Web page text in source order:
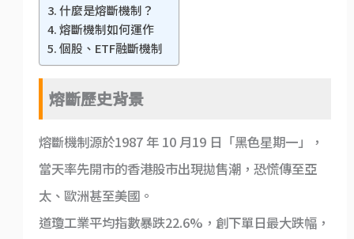
什麼是熔斷機制？
熔斷機制如何運作
個股、ETF融斷機制
熔斷歷史背景
熔斷機制源於1987 年 10 月19 日「黑色星期一」，
當天率先開市的香港股市出現拋售潮，恐慌傳至亞
太、歐洲甚至美國。
道瓊工業平均指數暴跌22.6%，創下單日最大跌幅，